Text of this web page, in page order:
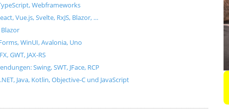
Webframeworks
Vue.js, Svelte, RxJS, Blazor, …
Blazor
WinUI, Avalonia, Uno
GWT, JAX-RS
Swing, SWT, JFace, RCP
Java, Kotlin, Objective-C und JavaScript